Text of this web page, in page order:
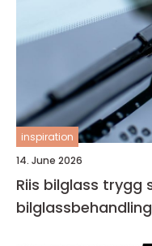
inspiration
14. June 2026
Riis bilglass trygg sikt og profesjonell
bilglassbehandling